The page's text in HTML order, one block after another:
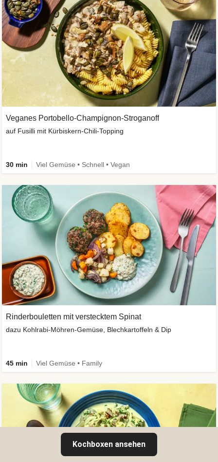
Veganes Portobello-Champignon-Stroganoff
auf Fusilli mit Kürbiskern-Chili-Topping
30 min Viel Gemüse • Schnell • Vegan
Rinderbouletten mit verstecktem Spinat
dazu Kohlrabi-Möhren-Gemüse, Blechkartoffeln & Dip
45 min Viel Gemüse • Family
Kochboxen ansehen